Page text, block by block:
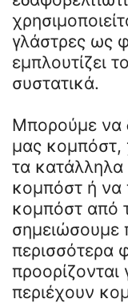
γλάστρες ως
εμπλουτίζει
συστατικά.
Mπορούμε να
μας κομπόστ,
τα κατάλληλα
κομπόστ ή να
κομπόστ από
σημειώσουμε
περισσότερα
προορίζονται
περιέχουν